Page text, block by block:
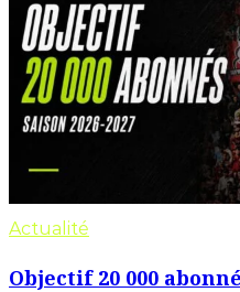
Actualité
Objectif 20 000